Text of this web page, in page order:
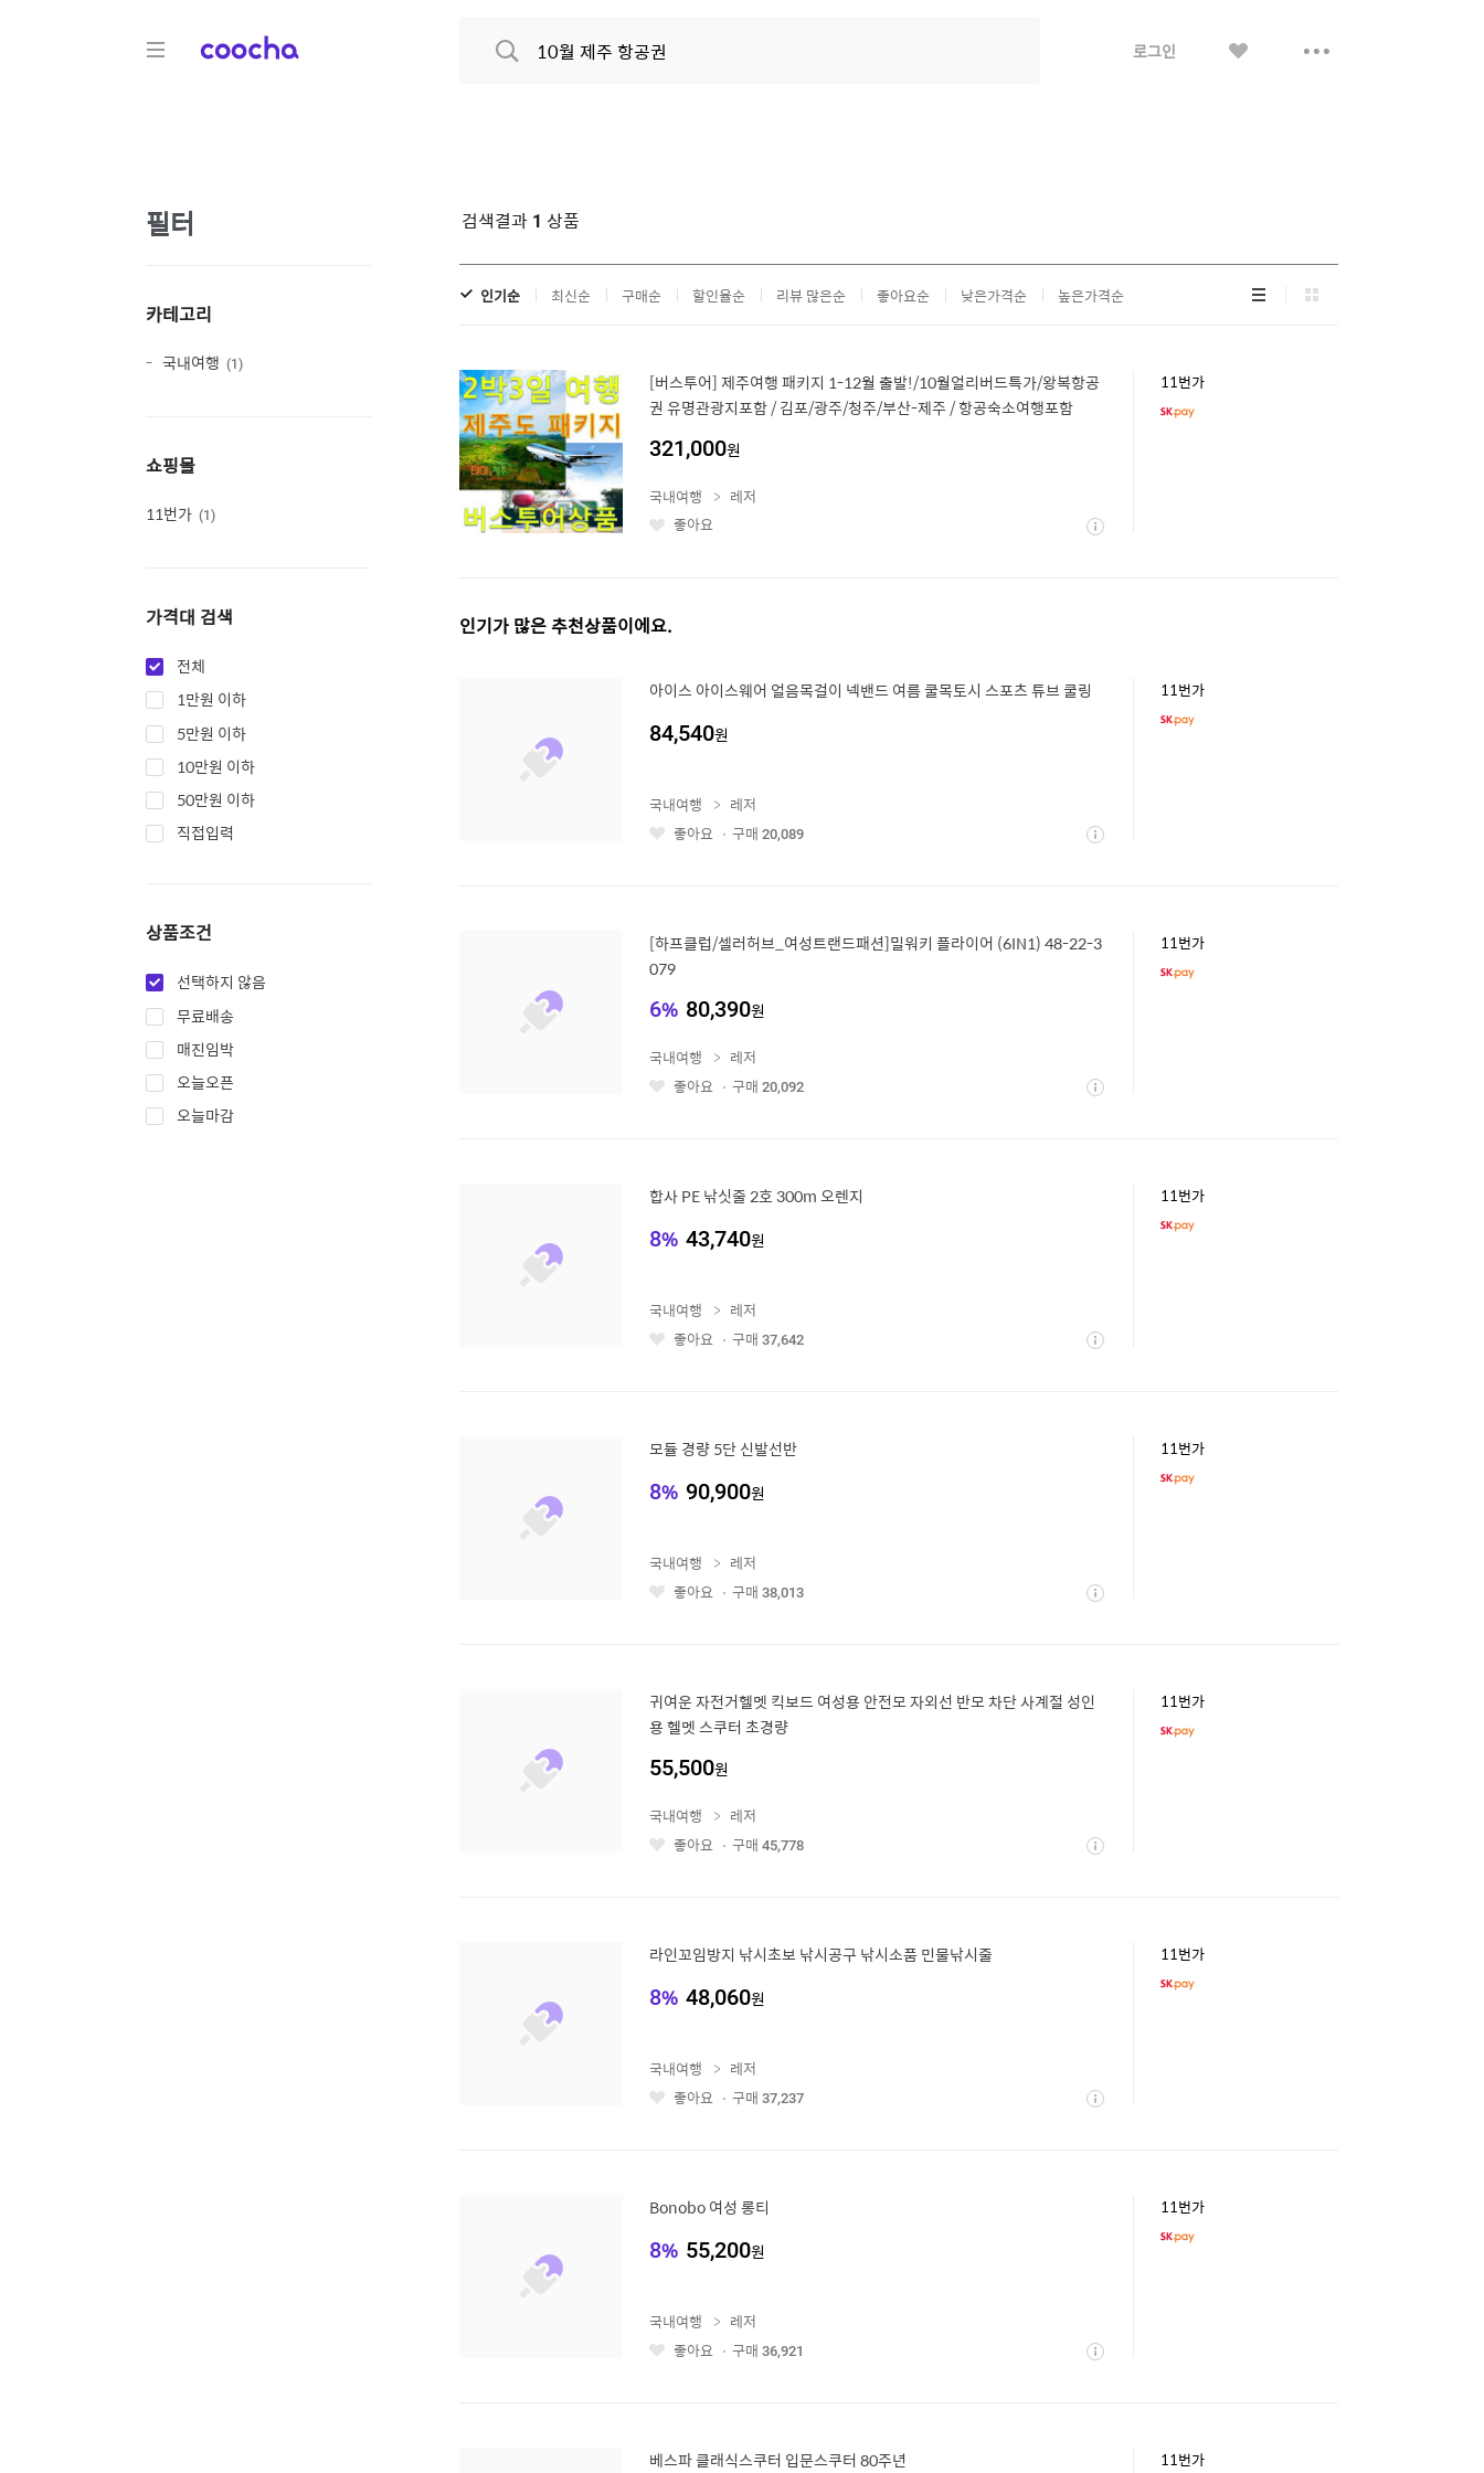
COOCHA 로그인 보
필터
카테고리
국내여행 1
쇼핑몰
11번가 1
가격대 검색
전체
1만원 이하
5만원 이하
10만원 이하
50만원 이하
직접입력
상품조건
선택하지 않음
무료배송
매진임박
오늘오픈
오늘마감
검색결과 1 상품
인기순 최신순 구매순 할인율순 리뷰 많은순 좋아요순 낮은가격순 높은가격순 리
스
그
리
[버스투어] 제주여행 패키지 1-12월 출발!/10월얼리버드특가/왕복항공
권 유명관광지포함 / 김포/광주/청주/부산-제주 / 항공숙소여행포함
321,000원
11번가
좋 상
국내여행
레저
좋아요
인기가 많은 추천상품이에요.
아이스 아이스웨어 얼음목걸이 넥밴드 여름 쿨목토시 스포츠 튜브 쿨링
84,540원
11번가
좋 상
국내여행
레저
좋아요
구매 20,089
[하프클럽/셀러허브_여성트랜드패션]밀워키 플라이어 (6IN1) 48-22-3
079
6% 80,390원
11번가
좋 상
국내여행
레저
좋아요
구매 20,092
합사 PE 낚싯줄 2호 300m 오렌지
8% 43,740원
11번가
좋 상
국내여행
레저
좋아요
구매 37,642
모듈 경량 5단 신발선반
8% 90,900원
11번가
좋 상
국내여행
레저
좋아요
구매 38,013
귀여운 자전거헬멧 킥보드 여성용 안전모 자외선 반모 차단 사계절 성인
용 헬멧 스쿠터 초경량
55,500원
11번가
좋 상
국내여행
레저
좋아요
구매 45,778
라인꼬임방지 낚시초보 낚시공구 낚시소품 민물낚시줄
8% 48,060원
11번가
좋 상
국내여행
레저
좋아요
구매 37,237
Bonobo 여성 롱티
8% 55,200원
11번가
좋 상
국내여행
레저
좋아요
구매 36,921
베스파 클래식스쿠터 입문스쿠터 80주년 11번가